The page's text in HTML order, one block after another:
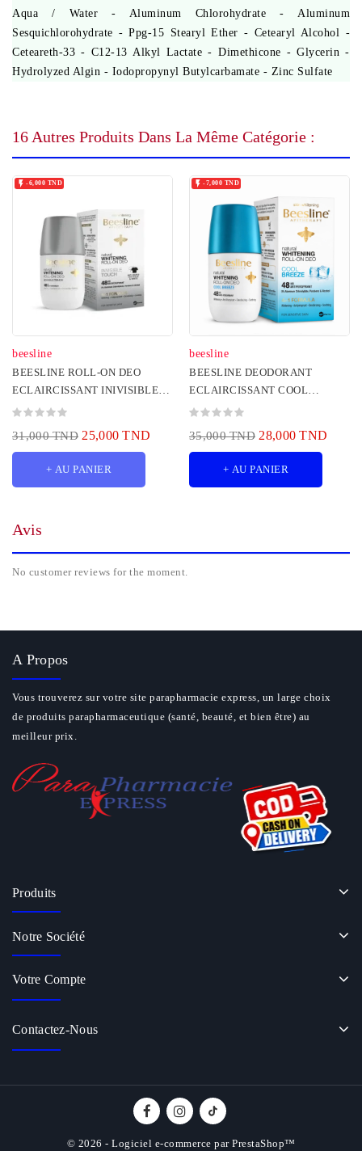
Aqua / Water - Aluminum Chlorohydrate - Aluminum
Sesquichlorohydrate - Ppg-15 Stearyl Ether - Cetearyl Alcohol -
Ceteareth-33 - C12-13 Alkyl Lactate - Dimethicone - Glycerin -
Hydrolyzed Algin - Iodopropynyl Butylcarbamate - Zinc Sulfate
16 Autres Produits Dans La Même Catégorie :
 -6,000 TND
beesline
BEESLINE ROLL-ON DEO
ECLAIRCISSANT INIVISIBLE
TOUCH 4 EN 1 50ML
31,000 TND 25,000 TND
+ AU PANIER
 -7,000 TND
beesline
BEESLINE DEODORANT
ECLAIRCISSANT COOL
BREEZE ROLL ON
35,000 TND 28,000 TND
+ AU PANIER
Avis
No customer reviews for the moment.
A Propos
Vous trouverez sur votre site parapharmacie express, un large choix
de produits parapharmaceutique (santé, beauté, et bien être) au
meilleur prix.
Produits
Notre Société
Votre Compte
Contactez-Nous
© 2026 - Logiciel e-commerce par PrestaShop™